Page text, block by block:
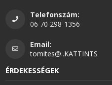
Telefonszám:
06 70 298-1356
Email:
tomites@..KATTINTS
ÉRDEKESSÉGEK